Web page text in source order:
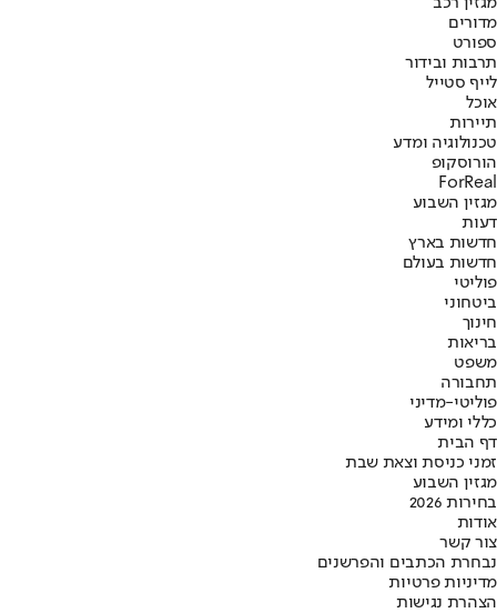
מדורים
ספורט
תרבות ובידור
לייף סטייל
אוכל
תיירות
טכנולוגיה ומדע
הורוסקופ
ForReal
מגזין השבוע
דעות
חדשות בארץ
חדשות בעולם
פוליטי
ביטחוני
חינוך
בריאות
משפט
תחבורה
פוליטי-מדיני
כללי ומידע
דף הבית
זמני כניסת וצאת שבת
מגזין השבוע
בחירות 2026
אודות
צור קשר
נבחרת הכתבים והפרשנים
מדיניות פרטיות
הצהרת נגישות